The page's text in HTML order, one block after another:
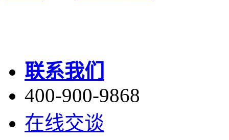
联系我们
400-900-9868
在线交谈